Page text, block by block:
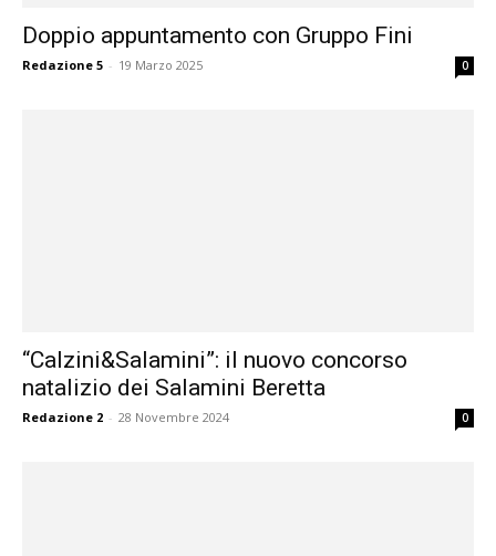
Doppio appuntamento con Gruppo Fini
Redazione 5 - 19 Marzo 2025 0
“Calzini&Salamini”: il nuovo concorso
natalizio dei Salamini Beretta
Redazione 2 - 28 Novembre 2024 0